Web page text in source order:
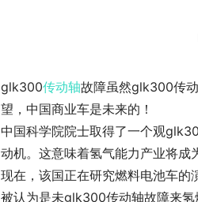
glk300传动轴故障虽然glk300传
望，中国商业车是未来的！
中国科学院院士取得了一个观
动机。这意味着氢气能力产业将成
现在，该国正在研究燃料电池车的
被认为是未glk300传动轴故障来氢